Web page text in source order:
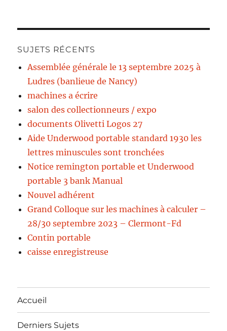
SUJETS RÉCENTS
Assemblée générale le 13 septembre 2025 à
Ludres (banlieue de Nancy)
machines a écrire
salon des collectionneurs / expo
documents Olivetti Logos 27
Aide Underwood portable standard 1930 les
lettres minuscules sont tronchées
Notice remington portable et Underwood
portable 3 bank Manual
Nouvel adhérent
Grand Colloque sur les machines à calculer –
28/30 septembre 2023 – Clermont-Fd
Contin portable
caisse enregistreuse
Accueil
Derniers Sujets